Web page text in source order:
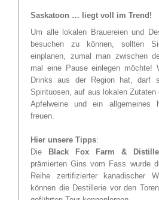
Saskatoon … liegt voll im Trend!
Um alle lokalen Brauereien und
besuchen zu können, sollten
einplanen, zumal man zwischen
mal eine Pause einlegen möchte!
Drinks aus der Region hat, darf
Spirituosen, auf aus lokalen
Apfelweine und ein allgemeines
freuen.
Hier unsere Tipps:
Die
Black Fox Farm &
prämierten Gins vom Fass wurde
Reihe zertifizierter kanadischer
können die Destillerie vor den